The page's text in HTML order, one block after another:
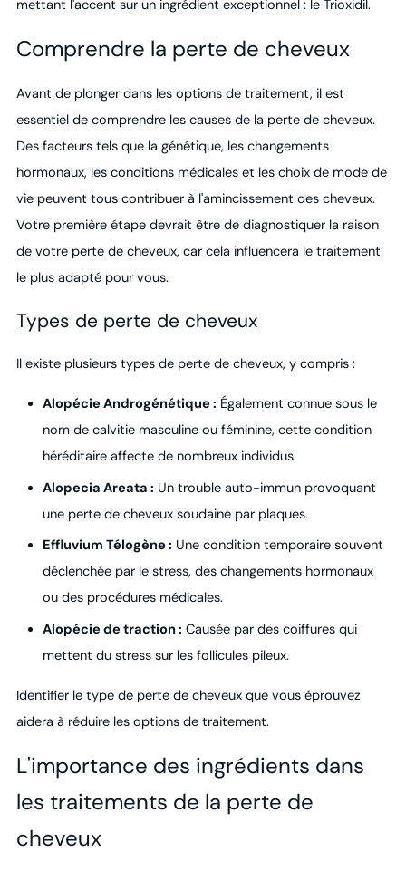
mettant l'accent sur un ingrédient exceptionnel : le Trioxidil.
Comprendre la perte de cheveux
Avant de plonger dans les options de traitement, il est
essentiel de comprendre les causes de la perte de cheveux.
Des facteurs tels que la génétique, les changements
hormonaux, les conditions médicales et les choix de mode de
vie peuvent tous contribuer à l'amincissement des cheveux.
Votre première étape devrait être de diagnostiquer la raison
de votre perte de cheveux, car cela influencera le traitement
le plus adapté pour vous.
Types de perte de cheveux
Il existe plusieurs types de perte de cheveux, y compris :
Alopécie Androgénétique : Également connue sous le
nom de calvitie masculine ou féminine, cette condition
héréditaire affecte de nombreux individus.
Alopecia Areata : Un trouble auto-immun provoquant
une perte de cheveux soudaine par plaques.
Effluvium Télogène : Une condition temporaire souvent
déclenchée par le stress, des changements hormonaux
ou des procédures médicales.
Alopécie de traction : Causée par des coiffures qui
mettent du stress sur les follicules pileux.
Identifier le type de perte de cheveux que vous éprouvez
aidera à réduire les options de traitement.
L'importance des ingrédients dans
les traitements de la perte de
cheveux